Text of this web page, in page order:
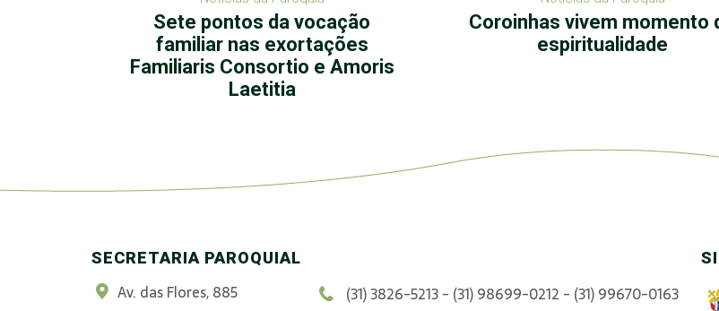
Sete pontos da vocação
familiar nas exortações
Familiaris Consortio e Amoris
Laetitia
Coroinhas vivem momento
espiritualidade
SECRETARIA PAROQUIAL
Av. das Flores, 885
(31) 3826-5213 - (31) 98699-0212 - (31) 99670-0163